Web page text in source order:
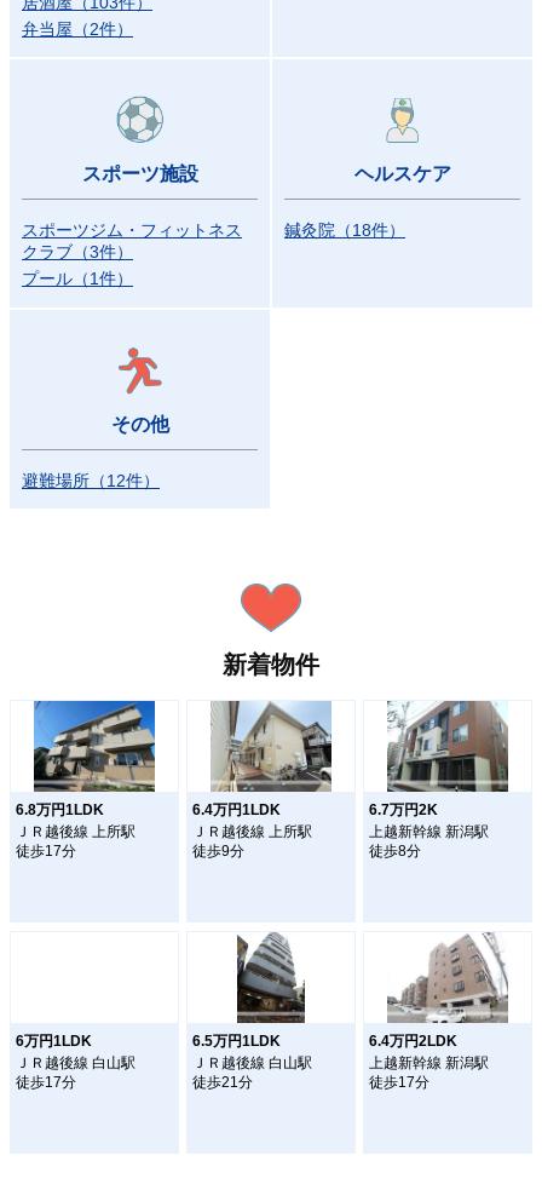
弁当屋 （2件）
スポーツ施設
スポーツジム・フィットネス
クラブ （3件）
プール （1件）
ヘルスケア
鍼灸院 （18件）
その他
避難場所 （12件）
新着物件
6.8万円1LDK
ＪＲ越後線 上所駅
徒歩17分
6.4万円1LDK
ＪＲ越後線 上所駅
徒歩9分
6.7万円2K
上越新幹線 新潟駅
徒歩8分
6万円1LDK
ＪＲ越後線 白山駅
徒歩17分
6.5万円1LDK
ＪＲ越後線 白山駅
徒歩21分
6.4万円2LDK
上越新幹線 新潟駅
徒歩17分